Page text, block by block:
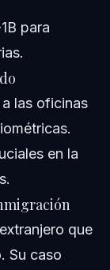
para
las oficinas
en la
que
Su caso